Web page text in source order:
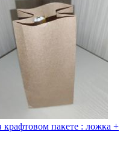
пакете : ложка +